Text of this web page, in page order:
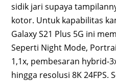
sidik jari supaya
kotor. Untuk kapabilitas
Galaxy S21 Plus 5G ini
Seperti Night Mode,
1,1x, pembesaran hybrid-
hingga resolusi 8K 24FPS.